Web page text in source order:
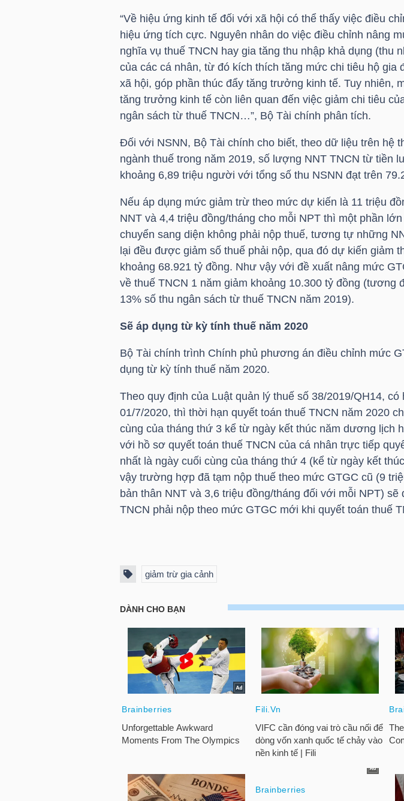
“Về hiệu ứng kinh tế đối với xã hội có thể thấy việc điều
hiệu ứng tích cực. Nguyên nhân do việc điều chỉnh nâng
nghĩa vụ thuế TNCN hay gia tăng thu nhập khả dụng (thu
của các cá nhân, từ đó kích thích tăng mức chi tiêu hộ gia
xã hội, góp phần thúc đẩy tăng trưởng kinh tế. Tuy nhiên,
tăng trưởng kinh tế còn liên quan đến việc giảm chi tiêu
ngân sách từ thuế TNCN…”, Bộ Tài chính phân tích.
Đối với NSNN, Bộ Tài chính cho biết, theo dữ liệu trên hệ
ngành thuế trong năm 2019, số lượng NNTTNCN từ tiền
khoảng 6,89 triệu người với tổng số thu NSNN đạt trên
Nếu áp dụng mức giảm trừ theo mức dự kiến là 11 triệu
NNTvà 4,4 triệu đồng/tháng cho mỗi NPT thì một phần
chuyển sang diện không phải nộp thuế, tương tự những
lại đều được giảm số thuế phải nộp, qua đó dự kiến giảm
khoảng 68.921 tỷ đồng. Như vậy với đề xuất nâng mức
về thuế TNCN 1 năm giảm khoảng 10.300 tỷ đồng (tương
13% số thu ngân sách từ thuế TNCN năm 2019).
Sẽ áp dụng từ kỳ tính thuế năm 2020
Bộ Tài chính trình Chính phủ phương án điều chỉnh mức
dụng từ kỳ tính thuế năm 2020.
Theo quy định của Luật quản lý thuế số 38/2019/QH14,
01/7/2020, thì thời hạn quyết toán thuế TNCN năm 2020
cùng của tháng thứ 3 kể từ ngày kết thúc năm dương lịch
với hồ sơ quyết toán thuế TNCN của cá nhân trực tiếp
nhất là ngày cuối cùng của tháng thứ 4 (kể từ ngày kết
vậy trường hợp đã tạm nộp thuế theo mức GTGC cũ (9
bản thân NNTvà 3,6 triệu đồng/tháng đối với mỗi NPT) sẽ
TNCN phải nộp theo mức GTGC mới khi quyết toán thuế
giảm trừ gia cảnh